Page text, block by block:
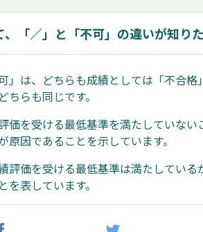
「／」と「不可」の違いが知りた
」は、どちらも成績としては「不合
ちらも同じです。
価を受ける最低基準を満たしていな
原因であることを示しています。
評価を受ける最低基準は満たしてい
を表しています。